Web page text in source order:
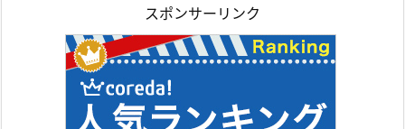
スポンサーリンク